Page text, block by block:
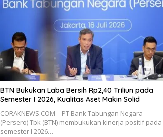
BTN Bukukan Laba Bersih Rp2,40 Triliun pada
Semester I 2026, Kualitas Aset Makin Solid
CORAKNEWS.COM – PT Bank Tabungan Negara
(Persero) Tbk (BTN) membukukan kinerja positif pada
semester I 2026…